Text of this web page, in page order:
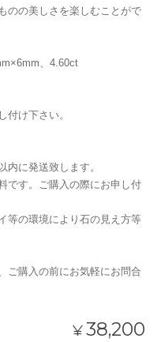
のの美しさを楽しむことがで
、4.60ct
け下さい。
内に発送致します。
です。ご購入の際にお申し付
等の環境により石の見え方等
ご購入の前にお気軽にお問合
¥38,200